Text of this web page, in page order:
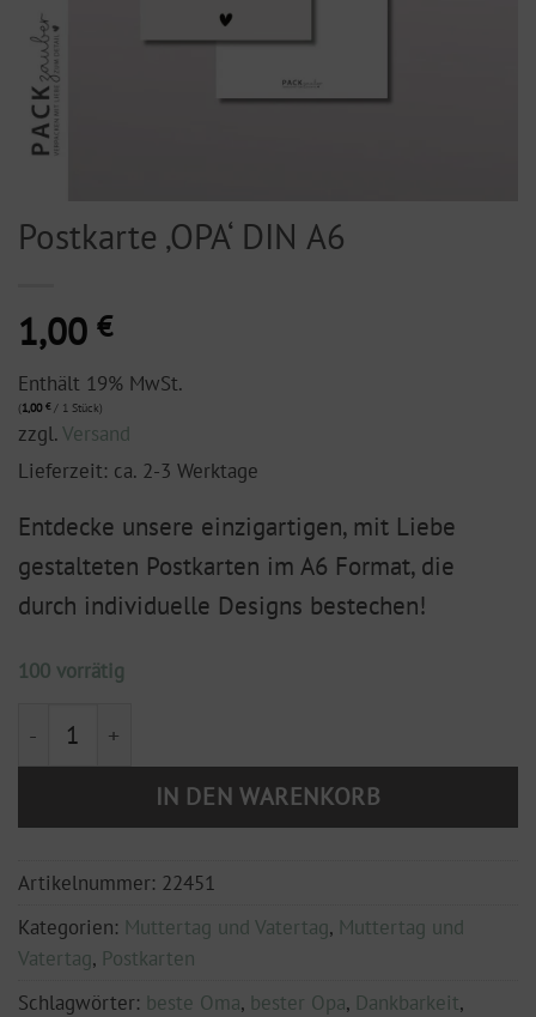
Postkarte ‚OPA‘ DIN A6
1,00 €
Enthält 19% MwSt.
(1,00 €/ 1 Stück)
zzgl.Versand
Lieferzeit: ca. 2-3 Werktage
Entdecke unsere einzigartigen, mit Liebe
gestalteten Postkarten im A6 Format, die
durch individuelle Designs bestechen!
100 vorrätig
Postkarte 'OPA' DIN A6 Menge
IN DEN WARENKORB
Artikelnummer: 22451
Kategorien: Muttertag und Vatertag, Muttertag und
Vatertag, Postkarten
Schlagwörter: beste Oma, bester Opa, Dankbarkeit,